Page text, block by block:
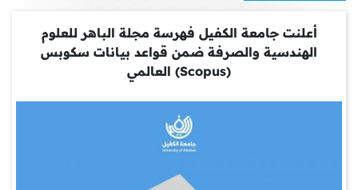
أعلنت جامعة الكفيل فهرسة مجلة الباهر للعلوم
الهندسية والصرفة ضمن قواعد بيانات سكوبس
(Scopus) العالمي